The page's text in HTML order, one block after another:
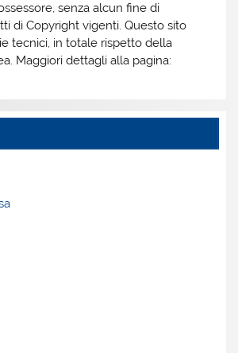
senza alcun fine di
di Copyright vigenti. Questo sito
tecnici, in totale rispetto della
Maggiori dettagli alla pagina: